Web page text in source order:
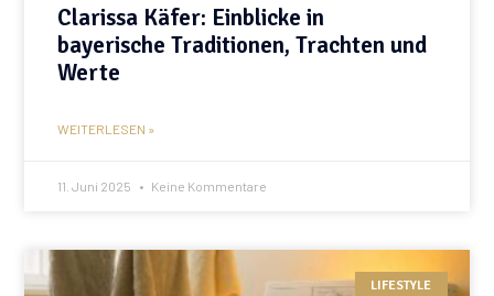
Clarissa Käfer: Einblicke in
bayerische Traditionen, Trachten und
Werte
WEITERLESEN »
11. Juni 2025 Keine Kommentare
LIFESTYLE